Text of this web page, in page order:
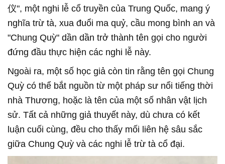
仪", một nghi lễ cổ truyền của Trung Quốc, mang ý
nghĩa trừ tà, xua đuổi ma quỷ, cầu mong bình an và
"Chung Quỳ" dần dần trở thành tên gọi cho người
đứng đầu thực hiện các nghi lễ này.
Ngoài ra, một số học giả còn tin rằng tên gọi Chung
Quỳ có thể bắt nguồn từ một pháp sư nổi tiếng thời
nhà Thương, hoặc là tên của một số nhân vật lịch
sử. Tất cả những giả thuyết này, dù chưa có kết
luận cuối cùng, đều cho thấy mối liên hệ sâu sắc
giữa Chung Quỳ và các nghi lễ trừ tà cổ đại.